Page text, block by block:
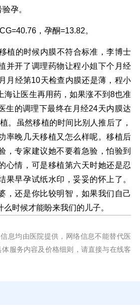
孕。
，孕酮=13.82。
植的时候内膜不符合标准，李博士
并开了调理药物让程小姐下个月经
月经第10天检查内膜还是薄，程小
海让医生再用药，如果涨不到8也准
生的调理下最终在月经24天内膜达
。虽然移植的时间比别人推后了，
率晚几天移植又怎么样呢。移植后
，专家建议她不要着急验，怕验到
心情，可是移植第六天时她还是忍
果早孕试纸水印，妥妥的怀上了。
，还是你比较明智，如果我们自己
时候才能盼来我们的儿子。
息均由医院提供，网络信息不能替代医
服务内容及价格细则，请直接与在线客